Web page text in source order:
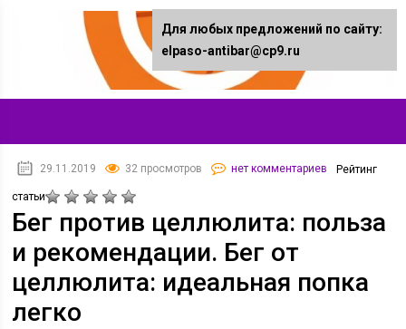
29.11.2019 32 просмотров нет комментариев Рейтинг
статьи
Бег против целлюлита: польза
и рекомендации. Бег от
целлюлита: идеальная попка
легко
Для любых предложений по сайту:
elpaso-antibar@cp9.ru